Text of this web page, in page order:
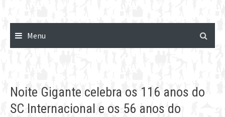
Menu
Noite Gigante celebra os 116 anos do
SC Internacional e os 56 anos do